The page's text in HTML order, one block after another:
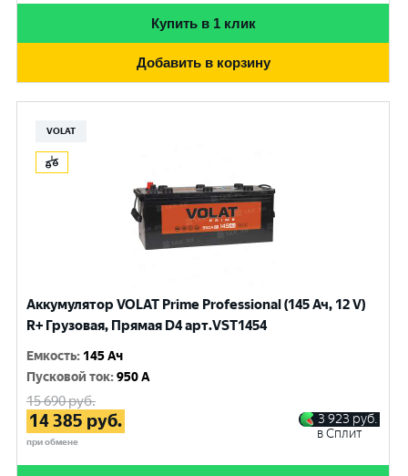
Купить в 1 клик
Добавить в корзину
VOLAT
Аккумулятор VOLAT Prime Professional (145 Ач, 12 V)
R+ Грузовая, Прямая D4 арт.VST1454
Емкость: 145 Ач
Пусковой ток:950 A
15 690руб.
14 385 руб.
при обмене
3 923 руб.
в Сплит